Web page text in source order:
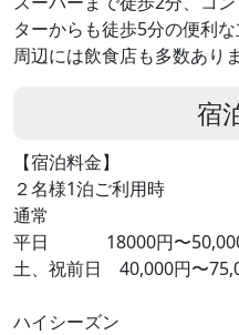
ターからも徒歩5分の便利な
周辺には飲食店も多数あり
宿
【宿泊料金】
２名様1泊ご利用時
通常
平日 18000円〜
土、祝前日 40,000円〜
ハイシーズン